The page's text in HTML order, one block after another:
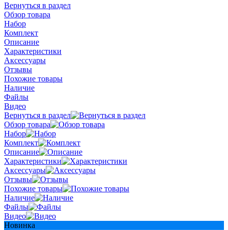
Вернуться в раздел
Обзор товара
Набор
Комплект
Описание
Характеристики
Аксессуары
Отзывы
Похожие товары
Наличие
Файлы
Видео
Вернуться в раздел
Обзор товара
Набор
Комплект
Описание
Характеристики
Аксессуары
Отзывы
Похожие товары
Наличие
Файлы
Видео
Новинка